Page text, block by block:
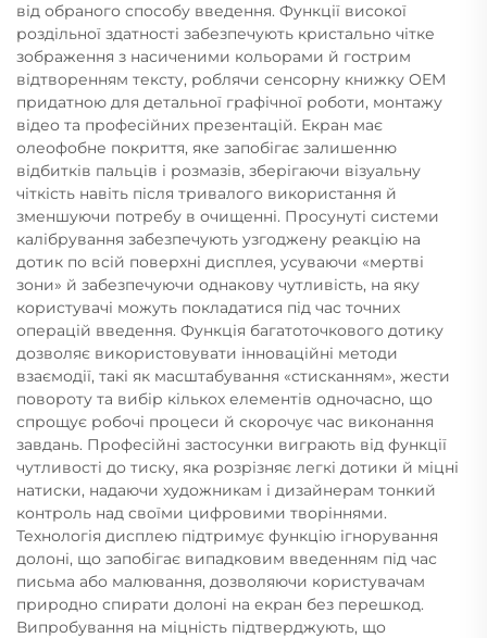
від обраного способу введення. Функції високої
роздільної здатності забезпечують кристально чітке
зображення з насиченими кольорами й гострим
відтворенням тексту, роблячи сенсорну книжку OEM
придатною для детальної графічної роботи, монтажу
відео та професійних презентацій. Екран має
олеофобне покриття, яке запобігає залишенню
відбитків пальців і розмазів, зберігаючи візуальну
чіткість навіть після тривалого використання й
зменшуючи потребу в очищенні. Просунуті системи
калібрування забезпечують узгоджену реакцію на
дотик по всій поверхні дисплея, усуваючи «мертві
зони» й забезпечуючи однакову чутливість, на яку
користувачі можуть покладатися під час точних
операцій введення. Функція багатоточкового дотику
дозволяє використовувати інноваційні методи
взаємодії, такі як масштабування «стисканням», жести
повороту та вибір кількох елементів одночасно, що
спрощує робочі процеси й скорочує час виконання
завдань. Професійні застосунки виграють від функції
чутливості до тиску, яка розрізняє легкі дотики й міцні
натиски, надаючи художникам і дизайнерам тонкий
контроль над своїми цифровими творіннями.
Технологія дисплею підтримує функцію ігнорування
долоні, що запобігає випадковим введенням під час
письма або малювання, дозволяючи користувачам
природно спирати долоні на екран без перешкод.
Випробування на міцність підтверджують, що